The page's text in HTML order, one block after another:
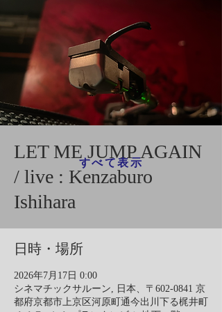
LET ME JUMP AGAIN
/ live : Kenzaburo
Ishihara
日時・場所
2026年7月17日 0:00
シネマチックサルーン, 日本、〒602-0841 京
都府京都市上京区河原町通今出川下る梶井町
すべて表示